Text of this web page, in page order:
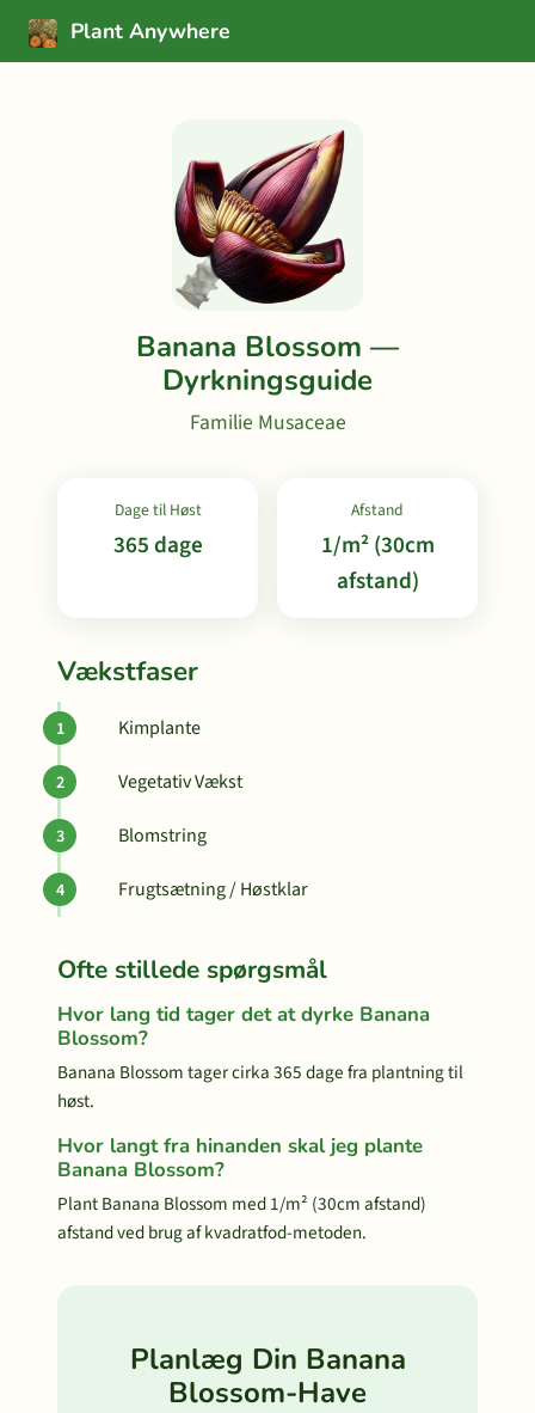
Plant Anywhere
Banana Blossom —
Dyrkningsguide
Familie Musaceae
Dage til Høst
365 dage
Afstand
1/m² (30cm
afstand)
Vækstfaser
Kimplante
Vegetativ Vækst
Blomstring
Frugtsætning / Høstklar
Ofte stillede spørgsmål
Hvor lang tid tager det at dyrke Banana
Blossom?
Banana Blossom tager cirka 365 dage fra plantning til
høst.
Hvor langt fra hinanden skal jeg plante
Banana Blossom?
Plant Banana Blossom med 1/m² (30cm afstand)
afstand ved brug af kvadratfod-metoden.
Planlæg Din Banana
Blossom-Have